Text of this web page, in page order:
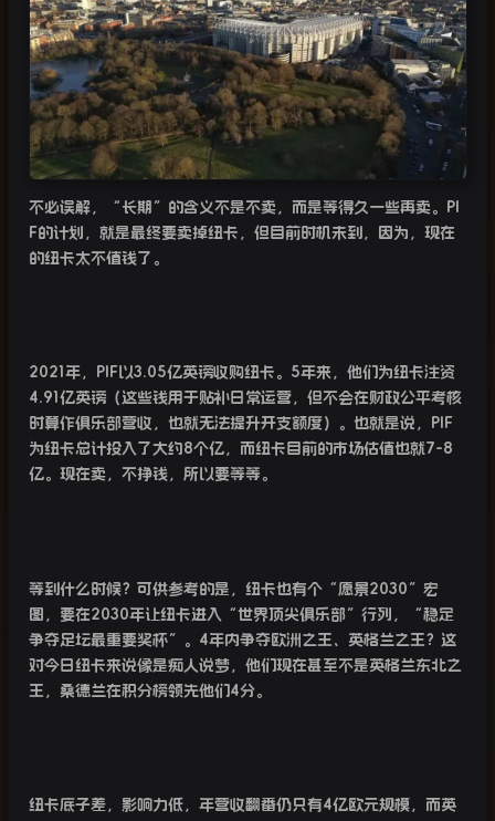
不必误解，“长期”的含义不是不卖，而是等得久一些再卖。
PI
F的计划，就是最终要卖掉纽卡，但目前时机未到，因为，现在
的纽卡太不值钱了。
2021 年， PIF 以3.05亿英镑收购纽卡。 5年来，他们为纽卡注资
4.91 亿英镑（这些钱用于贴补日常运营，但不会在财政公平考核
时算作俱乐部营收，也就无法提升开支额度）。也就是说，
PIF
为纽卡总计投入了大约8个亿，而纽卡目前的市场估值也就7-8
亿。现在卖，不挣钱，所以要等等。
等到什么时候？可供参考的是，纽卡也有个“愿景2030 ” 宏
图，要在2030年让纽卡进入“世界顶尖俱乐部”行列，“稳定
争夺足坛最重要奖杯”。
4年内争夺欧洲之王、英格兰之王？这
对今日纽卡来说像是痴人说梦，他们现在甚至不是英格兰东北之
王，桑德兰在积分榜领先他们4分。
纽卡底子差，影响力低，年营收翻番仍只有4亿欧元规模，而英